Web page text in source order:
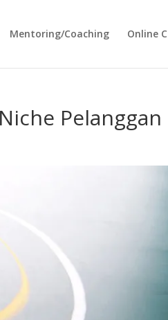
Mentoring/Coaching Online
Pelanggan